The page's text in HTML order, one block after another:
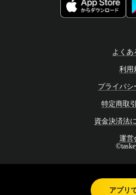
よくあ
利用
プライバシ
特定商取
資金決済法
運営
アプリ